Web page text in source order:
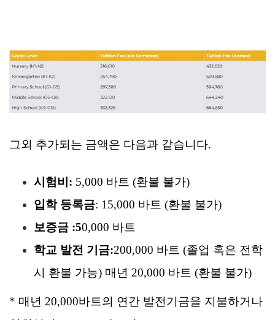
그외 추가되는 금액은 다음과 같습니다.
시험비: 5,000 바트 (환불 불가)
입학 등록금: 15,000 바트 (환불 불가)
보증금 :50,000 바트
학교 발전 기금:200,000 바트 (졸업 혹은 전학
시 환불 가능) 매년 20,000 바트 (환불 불가)
* 매년 20,000바트의 연간 발전기금을 지불하거나